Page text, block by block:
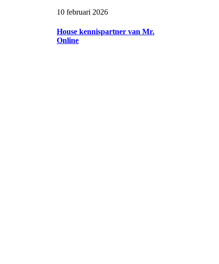
10 februari 2026
House kennispartner van Mr.
Online